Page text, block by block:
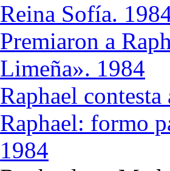
Reina Sofía.
Premiaron a
Limeña». 1984
Raphael
Raphael: formo
1984